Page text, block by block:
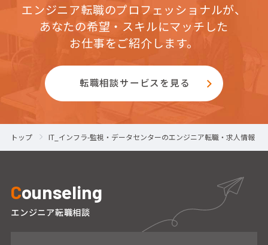
エンジニア転職のプロフェッショナルが、
あなたの希望・スキルにマッチした
お仕事をご紹介します。
転職相談サービスを見る
トップ IT_インフラ-監視・データセンターのエンジニア転職・求人情報
Counseling
エンジニア転職相談